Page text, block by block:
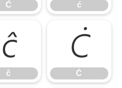
Ć ć
ĉ
ĉ
Ċ
Ċ